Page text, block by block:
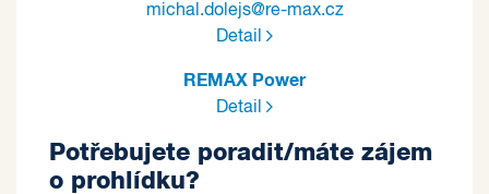
michal.dolejs@re-max.cz
Detail
REMAX Power
Detail
Potřebujete poradit/máte zájem
o prohlídku?